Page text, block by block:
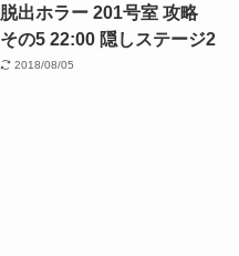
脱出ホラー 201号室 攻略
その5 22:00 隠しステージ2
2018/08/05